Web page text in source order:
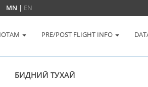
MN | EN
PRE/POST FLIGHT INFO
БИДНИЙ ТУХАЙ